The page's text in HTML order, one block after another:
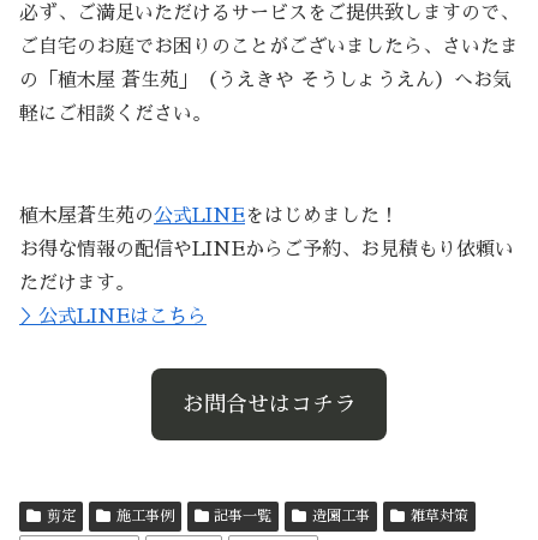
必ず、ご満足いただけるサービスをご提供致しますので、
ご自宅のお庭でお困りのことがございましたら、さいたま
の「植木屋 蒼生苑」（うえきや そうしょうえん）へお気
軽にご相談ください。
植木屋蒼生苑の公式LINEをはじめました！
お得な情報の配信やLINEからご予約、お見積もり依頼い
ただけます。
＞公式LINEはこちら
お問合せはコチラ
剪定 施工事例 記事一覧 造園工事 雑草対策